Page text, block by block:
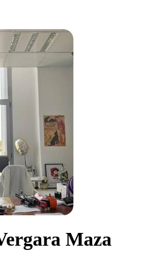
Maza